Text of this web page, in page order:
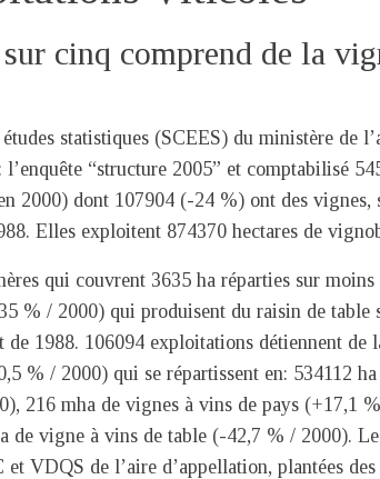
cinq comprend de la
statistiques (SCEES) du ministère de
“structure 2005” et comptabilisé
2000) dont 107904 (-24 %) ont des vignes,
Elles exploitent 874370 hectares de
qui couvrent 3635 ha réparties sur
% / 2000) qui produisent du raisin de table
de 1988. 106094 exploitations détiennent de
% / 2000) qui se répartissent en: 534112
216 mha de vignes à vins de pays (+17,1
de vigne à vins de table (-42,7 % / 2000).
VDQS de l’aire d’appellation, plantées